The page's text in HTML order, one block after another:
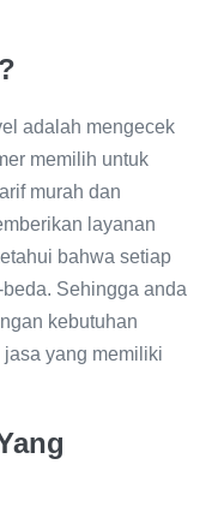
adalah mengecek
memilih untuk
murah dan
layanan
bahwa setiap
Sehingga anda
kebutuhan
yang memiliki